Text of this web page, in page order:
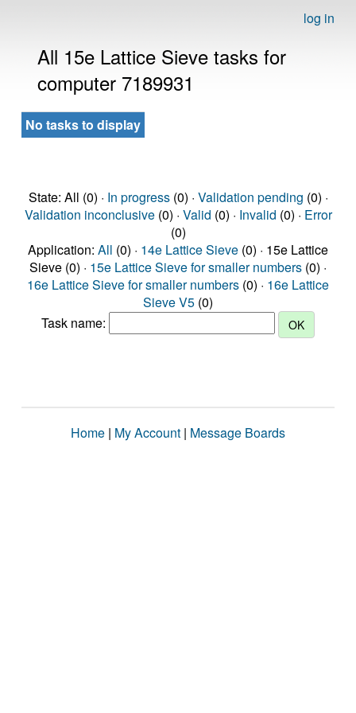
log in
All 15e Lattice Sieve tasks for
computer 7189931
No tasks to display
State: All (0) · In progress(0) · Validation pending (0) ·
Validation inconclusive(0) · Valid (0) · Invalid (0) · Error
(0)
Application: All (0) · 14e Lattice Sieve (0) · 15e Lattice
Sieve (0) · 15e Lattice Sieve for smaller numbers (0) ·
16e Lattice Sieve for smaller numbers (0) · 16e Lattice
Sieve V5 (0)
Task name:
Home | My Account | Message Boards